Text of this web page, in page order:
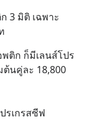
3 มิติ เฉพาะ
ติก ก็มีเลนส์โปร
ต้นคู่ละ 18,800
รเกรสซีฟ